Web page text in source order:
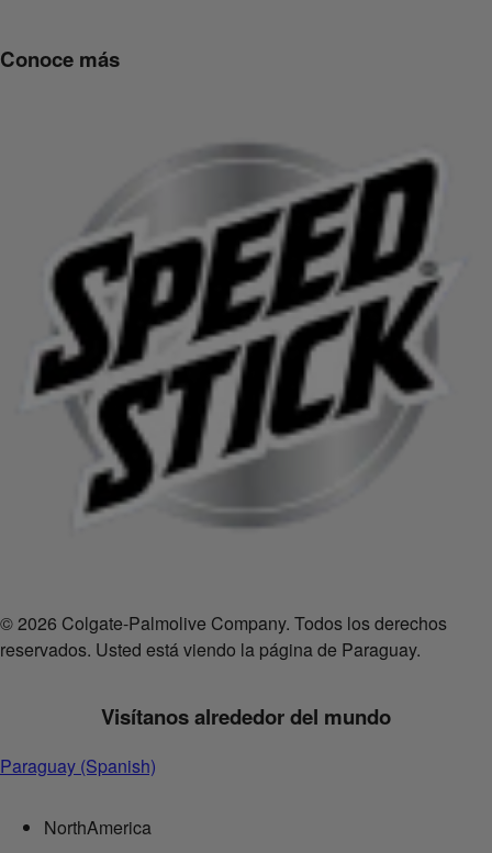
Conoce más
© 2026 Colgate-Palmolive Company. Todos los derechos
reservados. Usted está viendo la página de Paraguay.
Visítanos alrededor del mundo
Paraguay (Spanish)
NorthAmerica